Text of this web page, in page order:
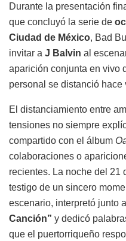
Durante la presentación
que concluyó la serie de
Ciudad de México, Bad
invitar a J Balvin al
aparición conjunta en vivo
personal se distanció hace
El distanciamiento entre
tensiones no siempre
compartido con el álbum
colaboraciones o
recientes. La noche del 21
testigo de un sincero
escenario, interpretó junto
Canción” y dedicó
que el puertorriqueño